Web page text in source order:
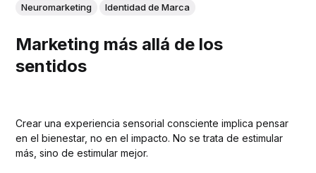
Neuromarketing
Identidad de Marca
Marketing más allá de los
sentidos
Crear una experiencia sensorial consciente implica pensar
en el bienestar, no en el impacto. No se trata de estimular
más, sino de estimular mejor.